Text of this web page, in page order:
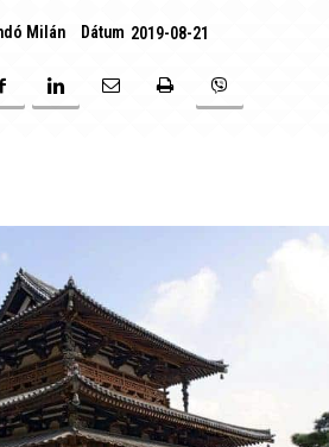
Milán Dátum 2019-08-21